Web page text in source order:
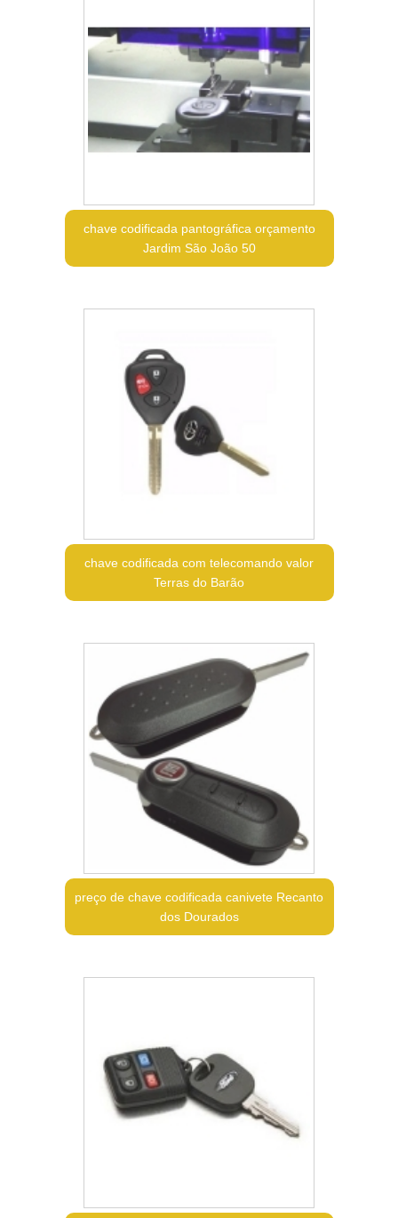
chave codificada pantográfica orçamento
Jardim São João 50
chave codificada com telecomando valor
Terras do Barão
preço de chave codificada canivete Recanto
dos Dourados